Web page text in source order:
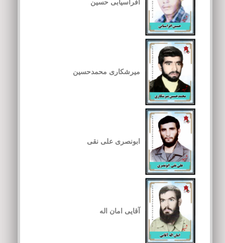
افراسیابی حسین
میرشکاری محمدحسین
ابونصری علی نقی
آقایی امان اله